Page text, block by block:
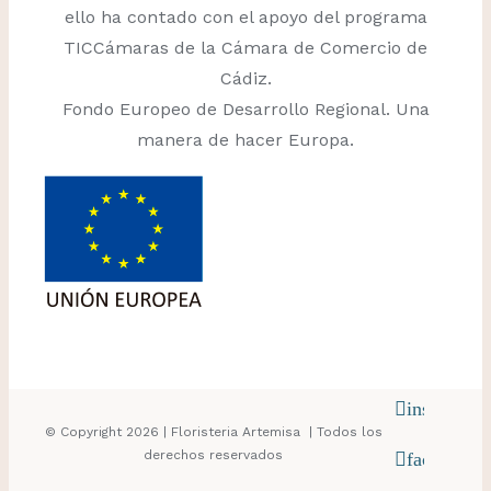
ello ha contado con el apoyo del programa
TICCámaras de la Cámara de Comercio de
Cádiz.
Fondo Europeo de Desarrollo Regional. Una
manera de hacer Europa.
© Copyright 2026 | Floristeria Artemisa
| Todos los
derechos reservados
instagram
facebook